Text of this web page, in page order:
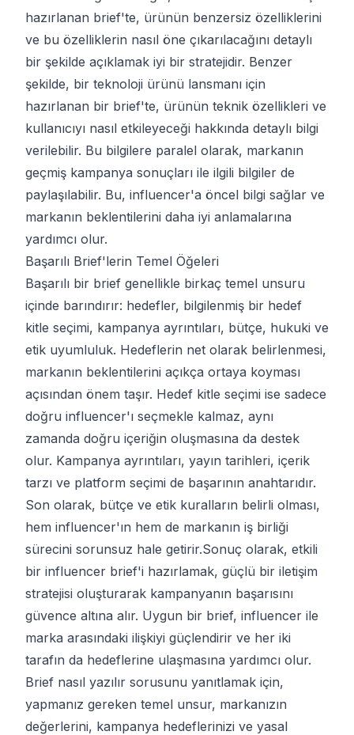
hazırlanan brief'te, ürünün benzersiz özelliklerini
ve bu özelliklerin nasıl öne çıkarılacağını detaylı
bir şekilde açıklamak iyi bir stratejidir. Benzer
şekilde, bir teknoloji ürünü lansmanı için
hazırlanan bir brief'te, ürünün teknik özellikleri ve
kullanıcıyı nasıl etkileyeceği hakkında detaylı bilgi
verilebilir. Bu bilgilere paralel olarak, markanın
geçmiş kampanya sonuçları ile ilgili bilgiler de
paylaşılabilir. Bu, influencer'a öncel bilgi sağlar ve
markanın beklentilerini daha iyi anlamalarına
yardımcı olur.
Başarılı Brief'lerin Temel Öğeleri
Başarılı bir brief genellikle birkaç temel unsuru
içinde barındırır: hedefler, bilgilenmiş bir hedef
kitle seçimi, kampanya ayrıntıları, bütçe, hukuki ve
etik uyumluluk. Hedeflerin net olarak belirlenmesi,
markanın beklentilerini açıkça ortaya koyması
açısından önem taşır. Hedef kitle seçimi ise sadece
doğru influencer'ı seçmekle kalmaz, aynı
zamanda doğru içeriğin oluşmasına da destek
olur. Kampanya ayrıntıları, yayın tarihleri, içerik
tarzı ve platform seçimi de başarının anahtarıdır.
Son olarak, bütçe ve etik kuralların belirli olması,
hem influencer'ın hem de markanın iş birliği
sürecini sorunsuz hale getirir.Sonuç olarak, etkili
bir influencer brief'i hazırlamak, güçlü bir iletişim
stratejisi oluşturarak kampanyanın başarısını
güvence altına alır. Uygun bir brief, influencer ile
marka arasındaki ilişkiyi güçlendirir ve her iki
tarafın da hedeflerine ulaşmasına yardımcı olur.
Brief nasıl yazılır sorusunu yanıtlamak için,
yapmanız gereken temel unsur, markanızın
değerlerini, kampanya hedeflerinizi ve yasal